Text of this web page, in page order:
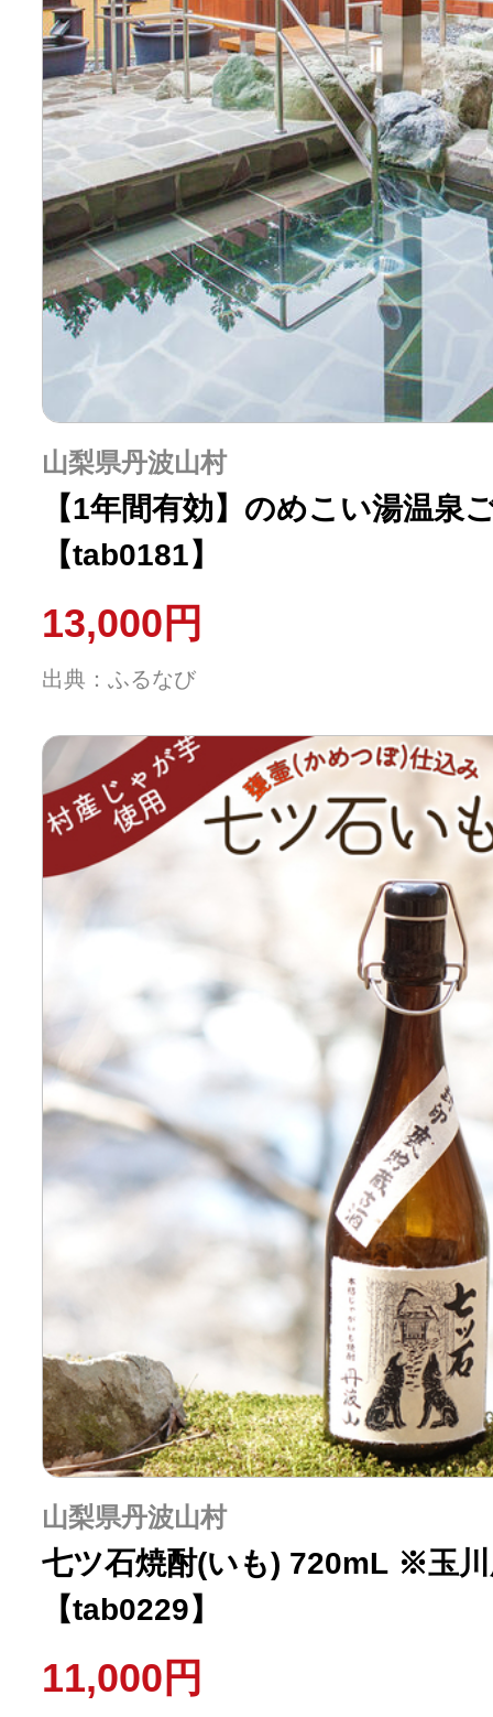
山梨県丹波山村
【1年間有効】のめこい湯温泉
【tab0181】
13,000円
出典：ふるなび
山梨県丹波山村
七ツ石焼酎(いも) 720mL ※玉
【tab0229】
11,000円